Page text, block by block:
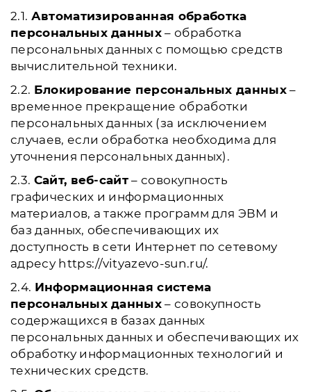
2.1. Автоматизированная обработка
персональных данных – обработка
персональных данных с помощью средств
вычислительной техники.
2.2. Блокирование персональных данных–
временное прекращение обработки
персональных данных (за исключением
случаев, если обработка необходима для
уточнения персональных данных).
2.3. Сайт, веб-сайт – совокупность
графических и информационных
материалов, а также программ для ЭВМ и
баз данных, обеспечивающих их
доступность в сети Интернет по сетевому
адресу https://vityazevo-sun.ru/.
2.4. Информационная система
персональных данных – совокупность
содержащихся в базах данных
персональных данных и обеспечивающих их
обработку информационных технологий и
технических средств.